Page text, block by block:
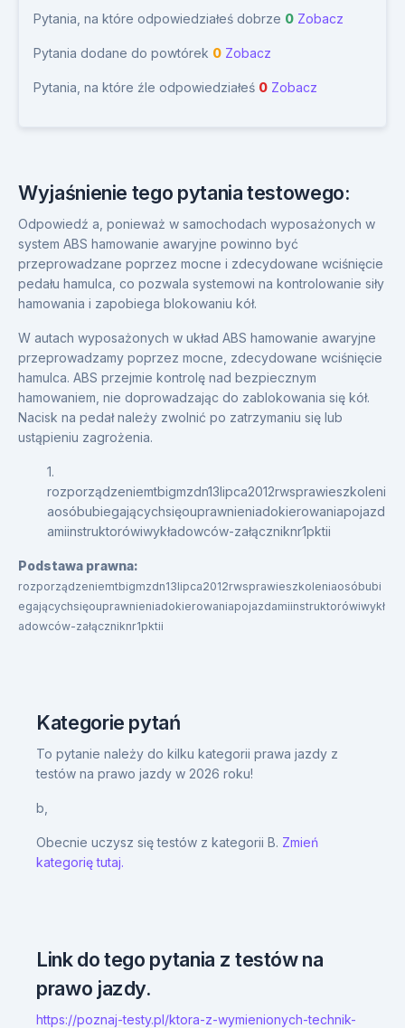
Pytania, na które odpowiedziałeś dobrze 0 Zobacz
Pytania dodane do powtórek 0 Zobacz
Pytania, na które źle odpowiedziałeś 0 Zobacz
Wyjaśnienie tego pytania testowego:
Odpowiedź a, ponieważ w samochodach wyposażonych w
system ABS hamowanie awaryjne powinno być
przeprowadzane poprzez mocne i zdecydowane wciśnięcie
pedału hamulca, co pozwala systemowi na kontrolowanie siły
hamowania i zapobiega blokowaniu kół.
W autach wyposażonych w układ ABS hamowanie awaryjne
przeprowadzamy poprzez mocne, zdecydowane wciśnięcie
hamulca. ABS przejmie kontrolę nad bezpiecznym
hamowaniem, nie doprowadzając do zablokowania się kół.
Nacisk na pedał należy zwolnić po zatrzymaniu się lub
ustąpieniu zagrożenia.
1.
rozporządzeniemtbigmzdn13lipca2012rwsprawieszkoleni
aosóbubiegającychsięouprawnieniadokierowaniapojazd
amiinstruktorówiwykładowców-załączniknr1pktii
Podstawa prawna:
rozporządzeniemtbigmzdn13lipca2012rwsprawieszkoleniaosóbubi
egającychsięouprawnieniadokierowaniapojazdamiinstruktorówiwykł
adowców-załączniknr1pktii
Kategorie pytań
To pytanie należy do kilku kategorii prawa jazdy z
testów na prawo jazdy w 2026 roku!
b,
Obecnie uczysz się testów z kategorii B. Zmień
kategorię tutaj.
Link do tego pytania z testów na
prawo jazdy.
https://poznaj-testy.pl/ktora-z-wymienionych-technik-